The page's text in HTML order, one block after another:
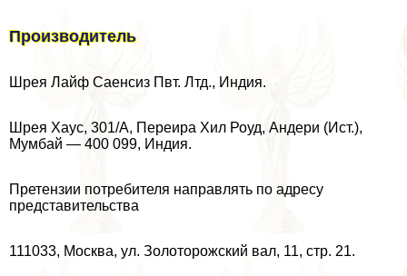
Производитель
Шрея Лайф Саенсиз Пвт. Лтд., Индия.
Шрея Хаус, 301/А, Переира Хил Роуд, Андери (Ист.),
Мумбай — 400 099, Индия.
Претензии потребителя направлять по адресу
представительства
111033, Москва, ул. Золоторожский вал, 11, стр. 21.